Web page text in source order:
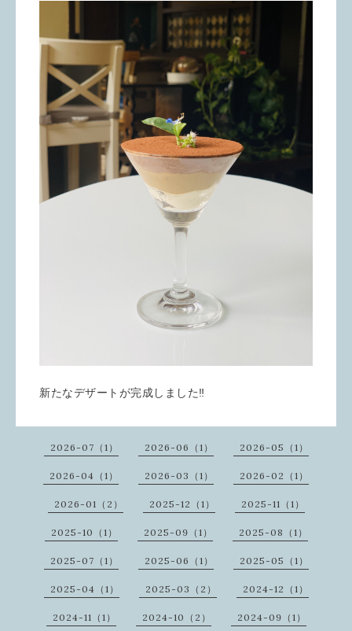
新たなデザートが完成しました‼️
2026-07（1） 2026-06（1） 2026-05（1）
2026-04（1） 2026-03（1） 2026-02（1）
2026-01（2） 2025-12（1） 2025-11（1）
2025-10（1） 2025-09（1） 2025-08（1）
2025-07（1） 2025-06（1） 2025-05（1）
2025-04（1） 2025-03（2） 2024-12（1）
2024-11（1） 2024-10（2） 2024-09（1）